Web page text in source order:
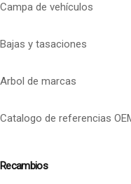
Campa de vehículos
Bajas y tasaciones
Arbol de marcas
Catalogo de referencias
Recambios